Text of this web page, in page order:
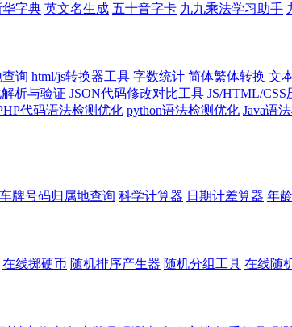
华字典 英文名生成 五十音字卡 九九乘法学习助手
询 html/js转换器工具 字数统计 简体繁体转换 文
析与验证 JSON代码修改对比工具 JS/HTML/CSS
代码语法检测优化 python语法检测优化 Java语
车牌号码归属地查询 科学计算器 日期计差算器 年
在线掷硬币 随机排序产生器 随机分组工具 在线随